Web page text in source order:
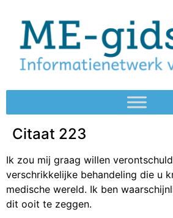
Citaat 223
Ik zou mij graag willen
verschrikkelijke behandeling die u
medische wereld. Ik ben
dit ooit te zeggen.